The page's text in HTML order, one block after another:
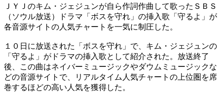
ＪＹＪのキム・ジェジュンが自ら作詞作曲して歌ったＳＢＳ
（ソウル放送）ドラマ「ボスを守れ」の挿入歌「守るよ」が
各音源サイトの人気チャートを一気に制圧した。
１０日に放送された「ボスを守れ」で、キム・ジェジュンの
「守るよ」がドラマの挿入歌として紹介された。放送終了
後、この曲はネイバーミュージックやダウムミュージックな
どの音源サイトで、リアルタイム人気チャートの上位圏を席
巻するほどの高い人気を獲得した。